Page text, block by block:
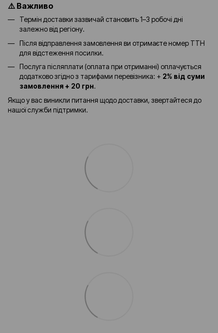
⚠️ Важливо
Термін доставки зазвичай становить 1–3 робочі дні
залежно від регіону.
Після відправлення замовлення ви отримаєте номер ТТН
для відстеження посилки.
Послуга післяплати (оплата при отриманні) оплачується
додатково згідно з тарифами перевізника: + 2% від суми
замовлення + 20 грн.
Якщо у вас виникли питання щодо доставки, звертайтеся до
нашої служби підтримки.